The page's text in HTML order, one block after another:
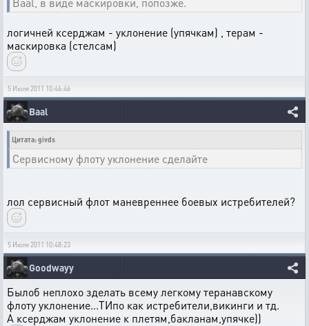
логичней ксерджам - уклонение (упячкам) , терам -
маскировка (стелсам)
5 Июля 2011 10:46:46
Baal
Цитата: givds
Сервисному флоту уклонение сделайте
лол сервисный флот маневреннее боевых истребителей?
5 Июля 2011 10:48:23
Goodwayy
Былоб неплохо зделать всему легкому теранавскому
флоту уклонение...ТИпо как истребители,викинги и тд.
А ксерджам уклонение к плетям,бакланам,упячке))